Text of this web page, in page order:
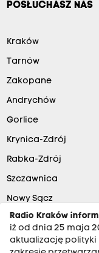
POSŁUCHASZ NAS
Kraków
Tarnów
Zakopane
Andrychów
Gorlice
Krynica-Zdrój
Rabka-Zdrój
Szczawnica
Nowy Sącz
Radio Kraków
iż od dnia 25 maja
aktualizację polityki